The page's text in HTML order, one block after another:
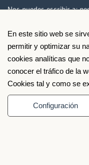
En este sitio web se
permitir y optimizar su
cookies analíticas que
conocer el tráfico de la
Cookies tal y como se
Configuración
Nos puedes escribir a:
PAGO SEGURO